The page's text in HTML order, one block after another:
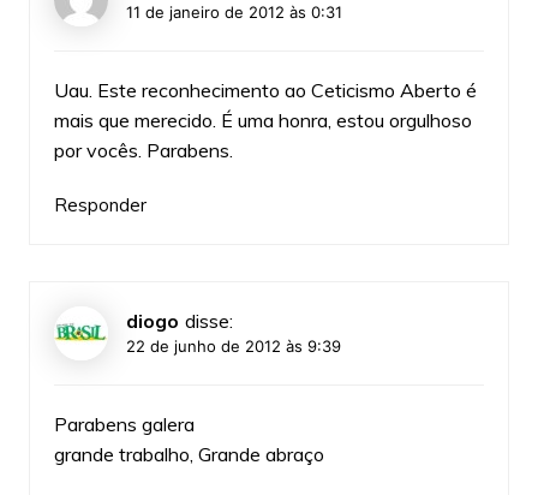
11 de janeiro de 2012 às 0:31
Uau. Este reconhecimento ao Ceticismo Aberto é
mais que merecido. É uma honra, estou orgulhoso
por vocês. Parabens.
Responder
diogo disse:
22 de junho de 2012 às 9:39
Parabens galera
grande trabalho, Grande abraço